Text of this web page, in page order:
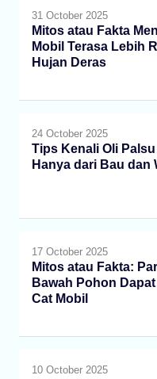
31 October 2025
Mitos atau Fakta
Mobil Terasa Lebih
Hujan Deras
24 October 2025
Tips Kenali Oli
Hanya dari Bau dan
17 October 2025
Mitos atau Fakta:
Bawah Pohon
Cat Mobil
10 October 2025